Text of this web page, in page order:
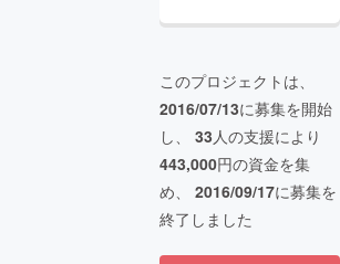
このプロジェクトは、
2016/07/13に募集を開始
し、 33人の支援により
443,000円の資金を集
め、 2016/09/17に募集を
終了しました